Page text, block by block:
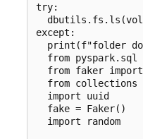
try:
except:
print(f"folder
from pyspark.sql
from faker
from collections
  import uuid
  fake = Faker()
  import random